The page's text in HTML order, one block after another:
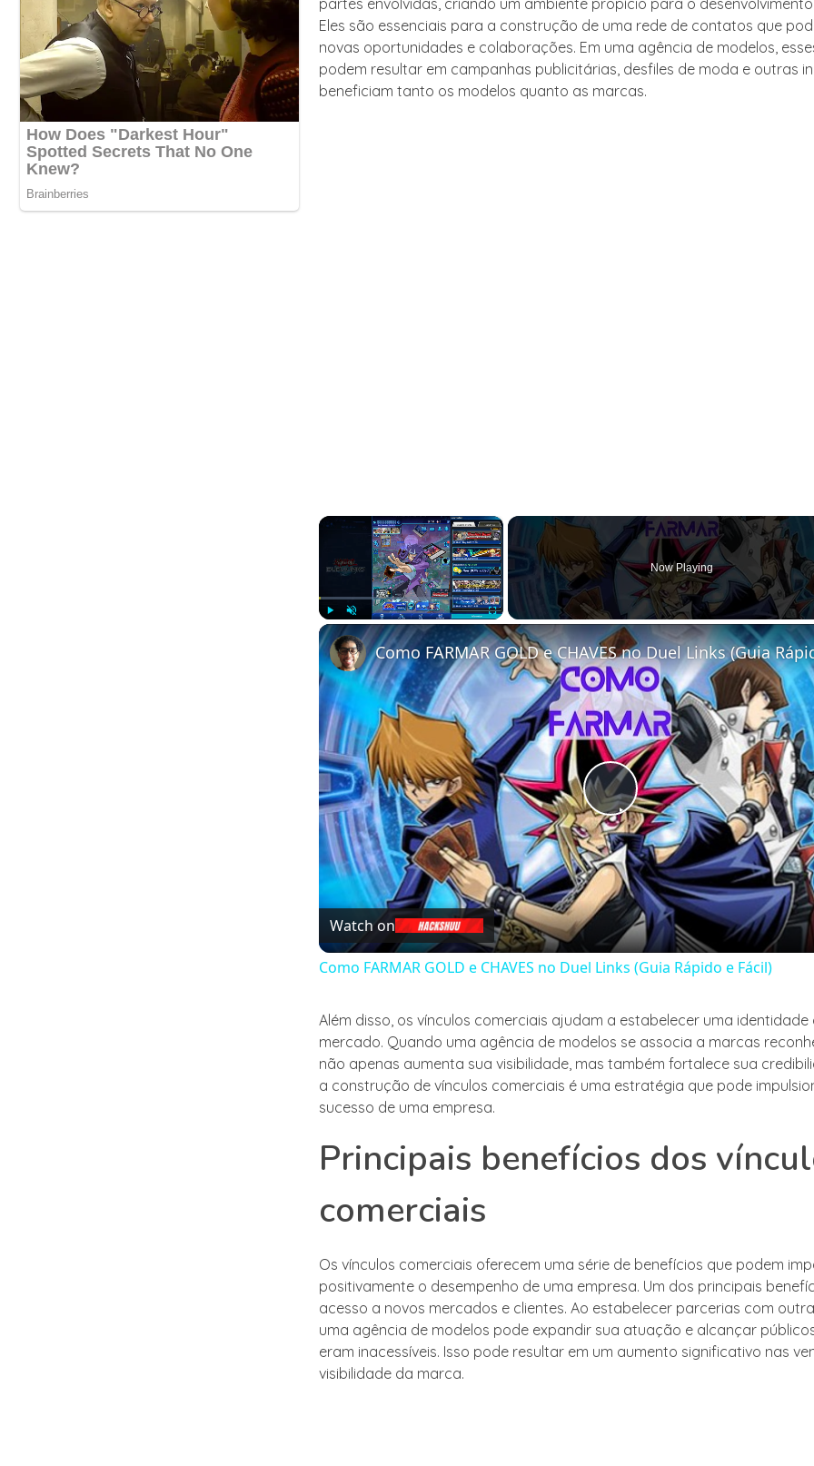
partes envolvidas, criando um ambiente propício para o
Eles são essenciais para a construção de uma rede de contatos que
novas oportunidades e colaborações. Em uma agência de modelos,
podem resultar em campanhas publicitárias, desfiles de moda e outras
beneficiam tanto os modelos quanto as marcas.
×
Play Unmute Fullscreen
Now Playing
Play
Video
Watch on
Como FARMAR GOLD e CHAVES no Duel Links (Guia Rápido e Fácil)
Além disso, os vínculos comerciais ajudam a estabelecer uma
mercado. Quando uma agência de modelos se associa a marcas
não apenas aumenta sua visibilidade, mas também fortalece sua
a construção de vínculos comerciais é uma estratégia que pode
sucesso de uma empresa.
Principais benefícios dos
comerciais
Os vínculos comerciais oferecem uma série de benefícios que podem
positivamente o desempenho de uma empresa. Um dos principais
acesso a novos mercados e clientes. Ao estabelecer parcerias com
uma agência de modelos pode expandir sua atuação e alcançar
eram inacessíveis. Isso pode resultar em um aumento significativo nas
visibilidade da marca.